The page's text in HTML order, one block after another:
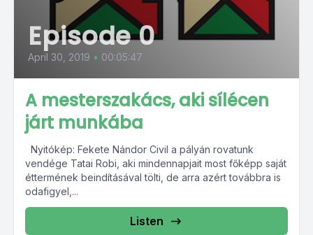
Episode 0
April 30, 2019 • 00:05:47
A mesterszakács, aki sílécen
járt munkába
Nyitókép: Fekete Nándor Civil a pályán rovatunk
vendége Tatai Robi, aki mindennapjait most főképp saját
éttermének beindításával tölti, de arra azért továbbra is
odafigyel,...
Listen